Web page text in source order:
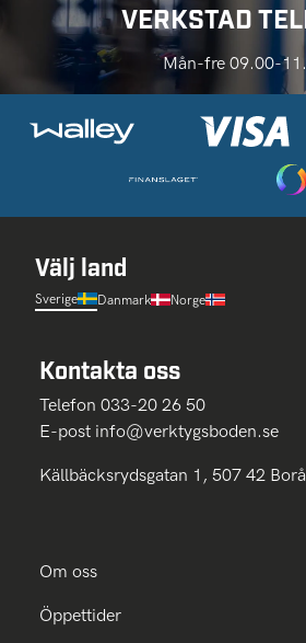
VERKSTAD
Mån-fre 09.00-
Välj land
Sverige Danmark Norge
Kontakta oss
Telefon 033-20 26 50
E-post info@verktygsboden.se
Källbäcksrydsgatan 1, 507 42
Om oss
Öppettider